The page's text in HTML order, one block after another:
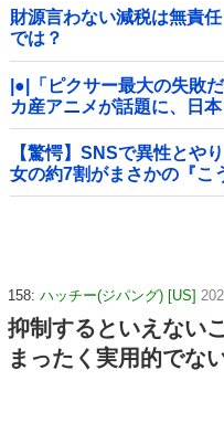
財源言わない減税は無責
では？
|●|「ピクサー最大の失敗
カ産アニメが話題に、日
わ……
【驚愕】SNSで異性とや
女の約7割がまさかの『こ
w w
158: ハッチー(ジパング) [US]
抑制するといえない
まったく実用的でな